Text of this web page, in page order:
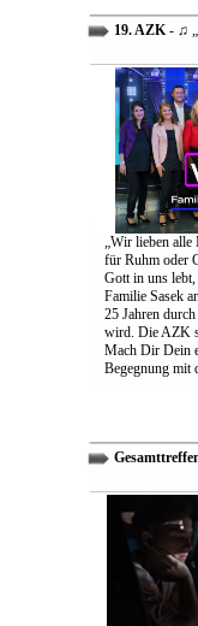
19. AZK- ♫
„Wir lieben alle
für Ruhm oder
Gott in uns
Familie Sasek
25 Jahren
wird. Die AZK
Mach Dir Dein
Begegnung mit